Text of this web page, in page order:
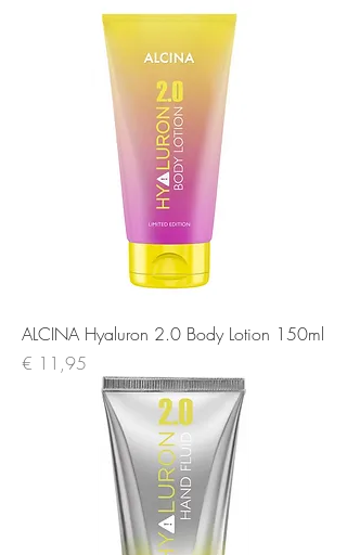
ALCINA Hyaluron 2.0 Body Lotion 150ml
Prijs
€ 11,95